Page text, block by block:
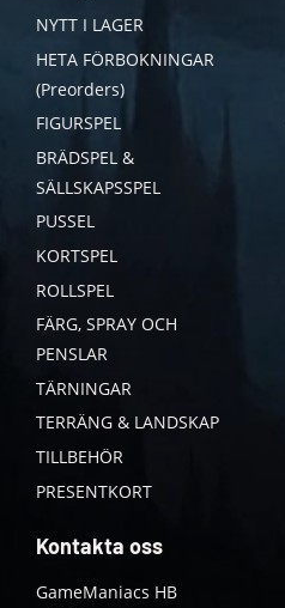
NYTT I LAGER
HETA FÖRBOKNINGAR
(Preorders)
FIGURSPEL
BRÄDSPEL &
SÄLLSKAPSSPEL
PUSSEL
KORTSPEL
ROLLSPEL
FÄRG, SPRAY OCH
PENSLAR
TÄRNINGAR
TERRÄNG & LANDSKAP
TILLBEHÖR
PRESENTKORT
Kontakta oss
GameManiacs HB